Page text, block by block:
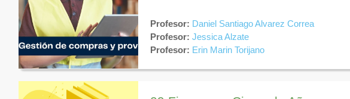
Profesor: Daniel Santiago Alvarez Correa
Profesor: Jessica Alzate
Profesor: Erin Marin Torijano